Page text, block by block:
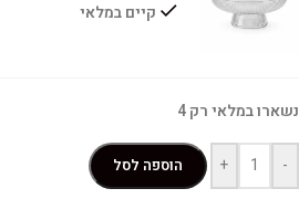
קיים במלאי
נשארו במלאי רק 4
-
+ הוספה לסל